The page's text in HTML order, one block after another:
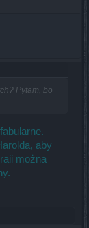
Pytam, bo
aby
można